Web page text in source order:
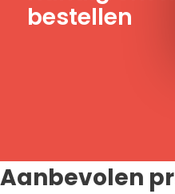
bestellen
Aanbevolen